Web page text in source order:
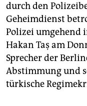
durch den
Geheimdienst
Polizei umgehend
Hakan Taş am
Sprecher der
Abstimmung und
türkische